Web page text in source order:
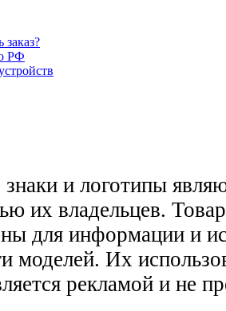
РФ
и логотипы
их владельцев.
для информации и
моделей. Их
рекламой и не